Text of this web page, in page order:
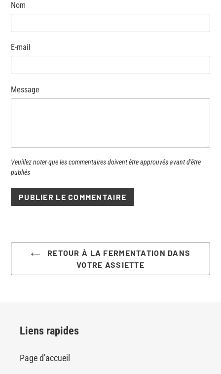
Nom
E-mail
Message
Veuillez noter que les commentaires doivent être approuvés avant d'être
publiés
RETOUR À LA FERMENTATION DANS
VOTRE ASSIETTE
Liens rapides
Page d'accueil